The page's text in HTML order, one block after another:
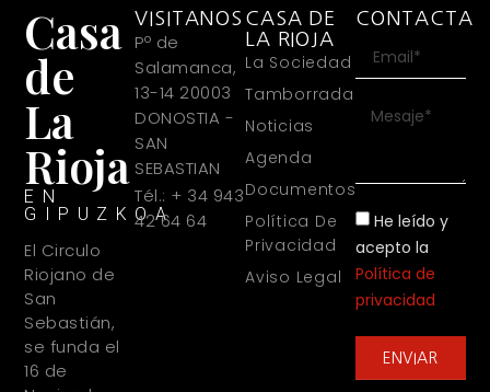
Casa
de
La
Rioja
EN
GIPUZKOA
El Circulo
Riojano de
San
Sebastián,
se funda el
16 de
VISITANOS
Pº de
Salamanca,
13-14 20003
DONOSTIA -
SAN
SEBASTIAN
Tél.: + 34 943
42 64 64
CASA DE
LA RIOJA
La Sociedad
Tamborrada
Noticias
Agenda
Documentos
Política De
Privacidad
Aviso Legal
CONTACTA
He leído y
acepto la
Política de
privacidad
ENVIAR